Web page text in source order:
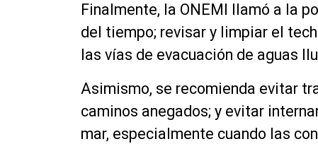
Finalmente, la ONEMI llamó a la
del tiempo; revisar y limpiar el
las vías de evacuación de aguas
Asimismo, se recomienda evitar
caminos anegados; y evitar
mar, especialmente cuando las